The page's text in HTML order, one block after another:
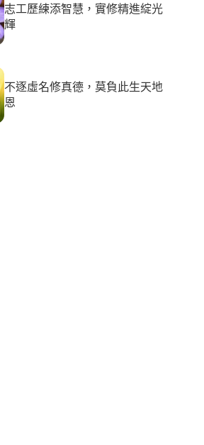
志工歷練添智慧，實修精進綻光
輝
不逐虛名修真德，莫負此生天地
恩